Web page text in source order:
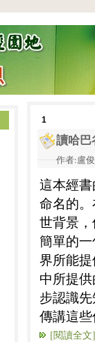
1
讀哈巴
作者:盧
這本經
命名的
世背景
簡單的
界所能
中所提
步認識
傳講這
[閱讀全文]